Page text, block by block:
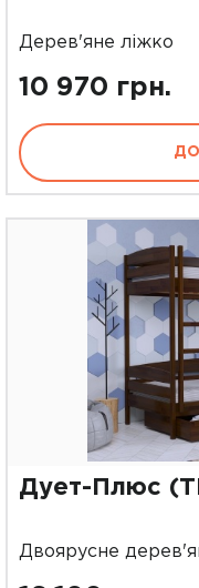
Дерев'яне ліжко
10 970 грн.
Двоярусне